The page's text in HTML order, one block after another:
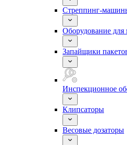
Стреппинг-
Оборудование
Запайщики
Инспекционное
Клипсаторы
Весовые дозаторы